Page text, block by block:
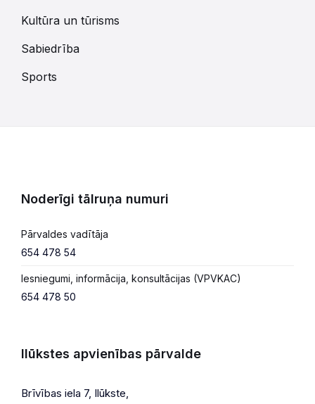
Kultūra un tūrisms
Sabiedrība
Sports
Noderīgi tālruņa numuri
Pārvaldes vadītāja
654 478 54
Iesniegumi, informācija, konsultācijas (VPVKAC)
654 478 50
Ilūkstes apvienības pārvalde
Brīvības iela 7, Ilūkste,